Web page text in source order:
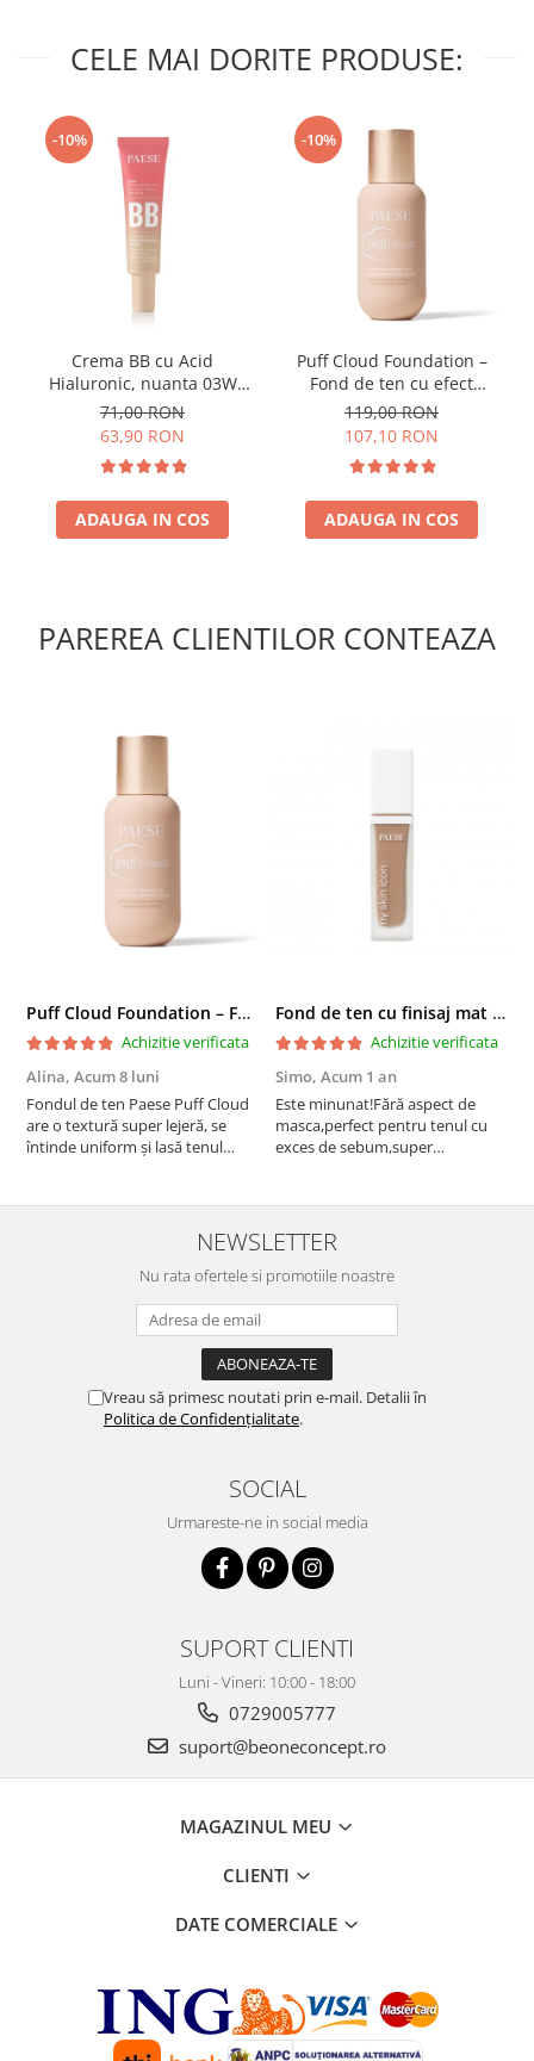
CELE MAI DORITE PRODUSE:
-10%
Crema BB cu Acid
Hialuronic, nuanta 03W
NATURAL 30ml
71,00 RON
63,90 RON
ADAUGA IN COS
-10%
Puff Cloud Foundation –
Fond de ten cu efect
natural
119,00 RON
107,10 RON
ADAUGA IN COS
PAREREA CLIENTILOR CONTEAZA
Puff Cloud Foundation – Fond de ten cu efect natural
Achizitie verificata
Alina, Acum 8 luni
Fondul de ten Paese Puff Cloud
are o textură super lejeră, se
întinde uniform și lasă tenul
rezistă bine toată ziua și nu
oxidează. Se simte ca o cremă
hidratantă pe piele. Un f...
Fond de ten cu finisaj mat si satinat, 3C ALMOND - 33 ml
Achizitie verificata
Simo, Acum 1 an
Este minunat!Fără aspect de
masca,perfect pentru tenul cu
exces de sebum,super
NEWSLETTER
Nu rata ofertele si promotiile noastre
Vreau să primesc noutati prin e-mail. Detalii în
Politica de Confidențialitate.
SOCIAL
Urmareste-ne in social media
SUPORT CLIENTI
Luni - Vineri: 10:00 - 18:00
0729005777
suport@beoneconcept.ro
MAGAZINUL MEU
CLIENTI
DATE COMERCIALE